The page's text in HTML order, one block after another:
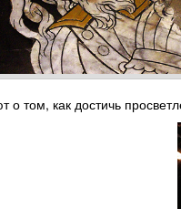
о том, как достичь